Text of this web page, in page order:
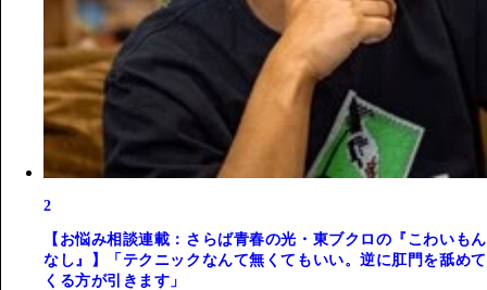
2
【お悩み相談連載：さらば青春の光・東ブクロの『こわいもん
なし』】「テクニックなんて無くてもいい。逆に肛門を舐めて
くる方が引きます」